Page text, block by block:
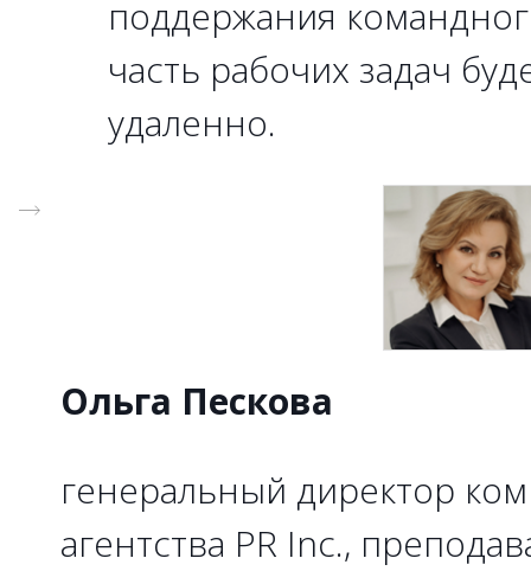
поддержания
часть рабочих задач
удаленно.
Ольга Пескова
генеральный директор
агентства PR Inc.,